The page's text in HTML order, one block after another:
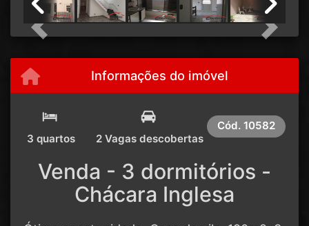
Previous Next
Informações do imóvel
3 quartos 2 Vagas descobertas
Cód. 10582
Venda - 3 dormitórios -
Chácara Inglesa